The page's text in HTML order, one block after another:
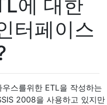
에 대한
터페이스
스를위한 ETL을 작성하는
2008을 사용하고 있지만